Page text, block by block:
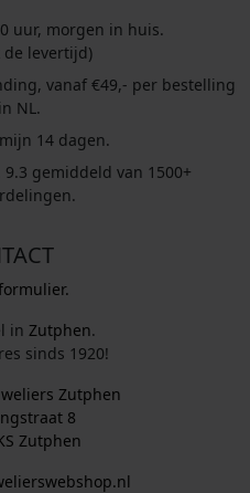
uur, morgen in huis.
de levertijd)
vanaf €49,- per bestelling
in NL.
14 dagen.
gemiddeld van 1500+
in Zutphen.
sinds 1920!
Zutphen
8
Zutphen